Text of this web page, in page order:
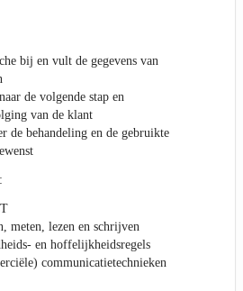
bij en vult de gegevens van
de volgende stap en
van de klant
de behandeling en de gebruikte
meten, lezen en schrijven
en hoffelijkheidsregels
communicatietechnieken